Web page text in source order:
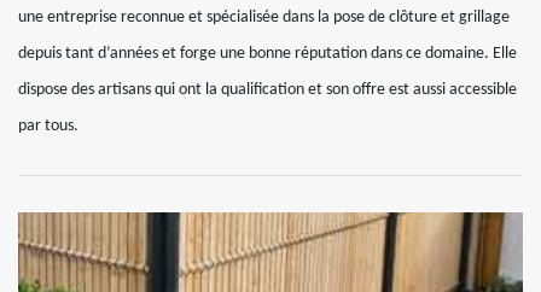
une entreprise reconnue et spécialisée dans la pose de clôture et grillage
depuis tant d’années et forge une bonne réputation dans ce domaine. Elle
dispose des artisans qui ont la qualification et son offre est aussi accessible
par tous.